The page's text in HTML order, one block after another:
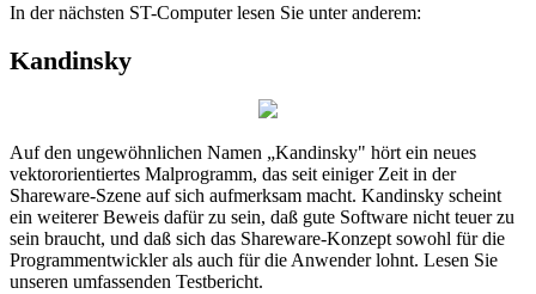
In der nächsten ST-Computer lesen Sie unter anderem:
Kandinsky
Auf den ungewöhnlichen Namen „Kandinsky" hört ein neues
vektororientiertes Malprogramm, das seit einiger Zeit in der
Shareware-Szene auf sich aufmerksam macht. Kandinsky scheint
ein weiterer Beweis dafür zu sein, daß gute Software nicht teuer zu
sein braucht, und daß sich das Shareware-Konzept sowohl für die
Programmentwickler als auch für die Anwender lohnt. Lesen Sie
unseren umfassenden Testbericht.